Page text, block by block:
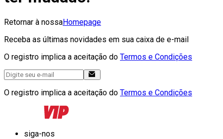
Retornar à nossaHomepage
Receba as últimas novidades em sua caixa de e-mail
O registro implica a aceitação do Termos e Condições
O registro implica a aceitação do Termos e Condições
siga-nos